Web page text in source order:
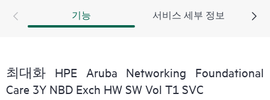
또한 HPE Foundation Care 교환 서비스에서는 관련 제품
및 지원 정보에 대한 온라인 액세스도 제공하므로, 고객
기능 서비스 세부 정보
최대화 HPE Aruba Networking Foundational
Care 3Y NBD Exch HW SW Vol T1 SVC